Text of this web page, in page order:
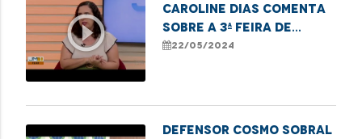
play_circle_outline
Caroline Dias comenta
sobre a 3ª Feira de
Empreendedorismo
22/05/2024
Defensor Cosmo Sobral